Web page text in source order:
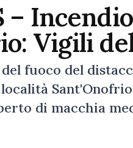
–
Vigili
fuoco del
di macchia